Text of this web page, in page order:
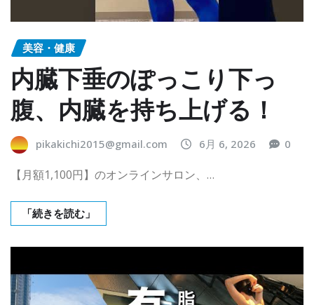
美容・健康
内臓下垂のぽっこり下っ
腹、内臓を持ち上げる！
pikakichi2015@gmail.com 6月 6, 2026 0
【月額1,100円】のオンラインサロン、…
「続きを読む」